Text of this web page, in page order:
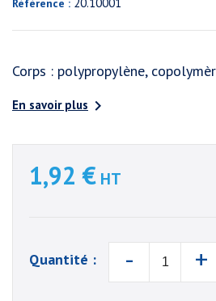
Référence :
Corps : polypropylène,
En savoir plus 
1,92 € HT
Quantité : - +